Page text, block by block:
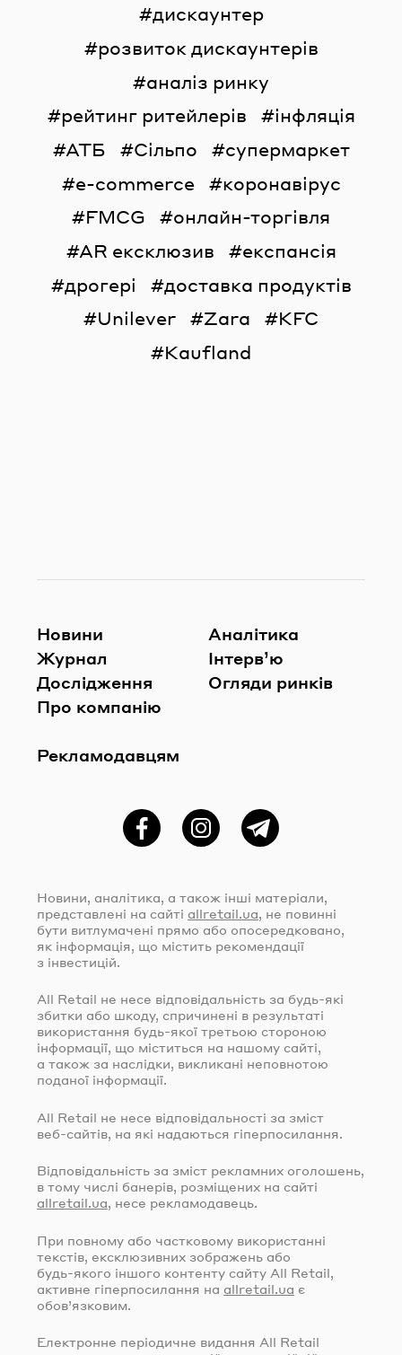
дискаунтер
розвиток дискаунтерів
аналіз ринку
рейтинг ритейлерів
інфляція
АТБ
Сільпо
супермаркет
e-commerce
коронавірус
FMCG
онлайн-торгівля
AR ексклюзив
експансія
дрогері
доставка продуктів
Unilever
Zara
KFC
Kaufland
Новини
Журнал
Дослідження
Про компанію
Рекламодавцям
Аналітика
Інтерв’ю
Огляди ринків
ФейсбукInstagramTelegram
Новини, аналітика, а також інші матеріали,
представлені на сайті allretail.ua, не повинні
бути витлумачені прямо або опосередковано,
як інформація, що містить рекомендації
з інвестицій.
All Retail не несе відповідальність за будь-які
збитки або шкоду, спричинені в результаті
використання будь-якої третьою стороною
інформації, що міститься на нашому сайті,
а також за наслідки, викликані неповнотою
поданої інформації.
All Retail не несе відповідальності за зміст
веб-сайтів, на які надаються гіперпосилання.
Відповідальність за зміст рекламних оголошень,
в тому числі банерів, розміщених на сайті
allretail.ua, несе рекламодавець.
При повному або частковому використанні
текстів, ексклюзивних зображень або
будь-якого іншого контенту сайту All Retail,
активне гіперпосилання на allretail.ua є
обов’язковим.
Електронне періодичне видання All Retail